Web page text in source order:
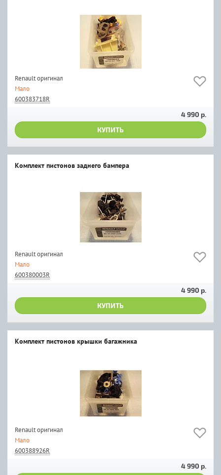
Renault оригинал
Мало
600383718R
4 990 р.
КУПИТЬ
Комплект пистонов заднего бампера
Renault оригинал
Мало
600380003R
4 990 р.
КУПИТЬ
Комплект пистонов крышки багажника
Renault оригинал
Мало
600388926R
4 990 р.